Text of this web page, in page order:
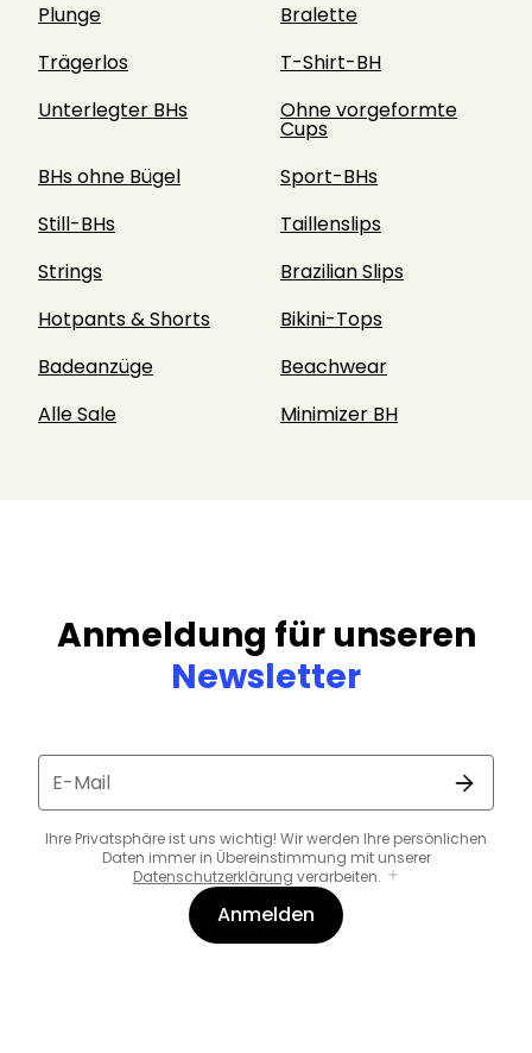
Plunge
Bralette
Trägerlos
T-Shirt-BH
Unterlegter BHs
Ohne vorgeformte
Cups
BHs ohne Bügel
Sport-BHs
Still-BHs
Taillenslips
Strings
Brazilian Slips
Hotpants & Shorts
Bikini-Tops
Badeanzüge
Beachwear
Alle Sale
Minimizer BH
Anmeldung für unseren
Newsletter
E-Mail
Ihre Privatsphäre ist uns wichtig! Wir werden Ihre persönlichen
Daten immer in Übereinstimmung mit unserer
Datenschutzerklärung verarbeiten.
Anmelden